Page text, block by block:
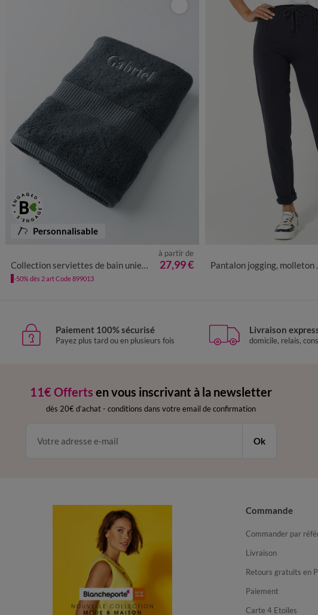
Personnalisable
Collection serviettes de bain unies à personnaliser - gamme premium 640g/m²
à partir de
27,99 €
-50% dès 2 art Code 899013
Pantalon jogging, molleton gratté
Paiement 100% sécurisé
Payez plus tard ou en plusieurs fois
Livraison
domicile, relais,
11€ Offerts en vous inscrivant à la newsletter
dès 20€ d’achat - conditions dans votre email de confirmation
Ok
Commande
Commander par
Livraison
Retours gratuits en
Paiement
Carte 4 Etoiles